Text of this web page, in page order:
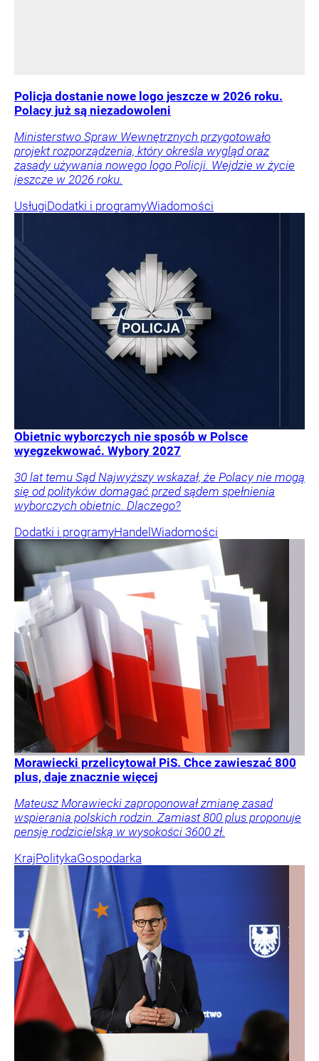
Policja dostanie nowe logo jeszcze w 2026 roku.
Polacy już są niezadowoleni
Ministerstwo Spraw Wewnętrznych przygotowało
projekt rozporządzenia, który określa wygląd oraz
zasady używania nowego logo Policji. Wejdzie w życie
jeszcze w 2026 roku.
UsługiDodatki i programyWiadomości
Obietnic wyborczych nie sposób w Polsce
wyegzekwować. Wybory 2027
30 lat temu Sąd Najwyższy wskazał, że Polacy nie mogą
się od polityków domagać przed sądem spełnienia
wyborczych obietnic. Dlaczego?
Dodatki i programyHandelWiadomości
Morawiecki przelicytował PiS. Chce zawieszać 800
plus, daje znacznie więcej
Mateusz Morawiecki zaproponował zmianę zasad
wspierania polskich rodzin. Zamiast 800 plus proponuje
pensję rodzicielską w wysokości 3600 zł.
KrajPolitykaGospodarka